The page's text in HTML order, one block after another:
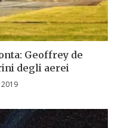
Geoffrey de
degli aerei